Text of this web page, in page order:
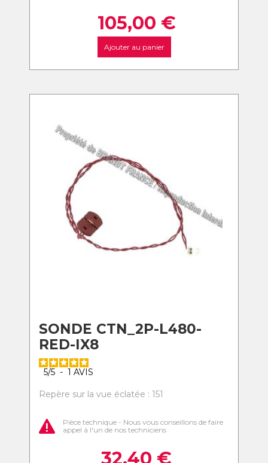
105,00 €
Ajouter au panier
SONDE CTN_2P-L480-
RED-IX8
5/5 - 1 AVIS
Repère sur la vue éclatée : 151
Pièce technique - Nous vous conseillons de faire
appel à l'un de nos techniciens
32,40 €